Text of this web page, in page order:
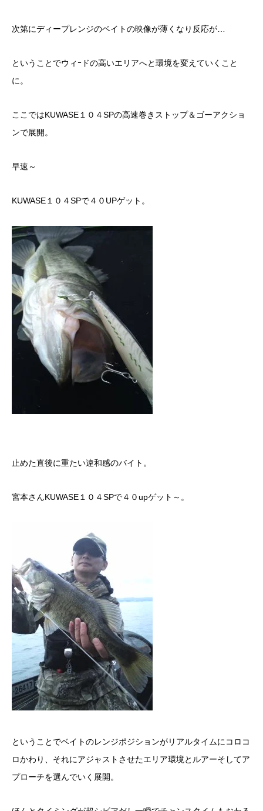
次第にディープレンジのベイトの映像が薄くなり反応が…
ということでウィｰドの高いエリアへと環境を変えていくこと
に。
ここではKUWASE１０４SPの高速巻きストップ＆ゴーアクショ
ンで展開。
早速～
KUWASE１０４SPで４０UPゲット。
止めた直後に重たい違和感のバイト。
宮本さんKUWASE１０４SPで４０upゲット～。
ということでベイトのレンジポジションがリアルタイムにコロコ
ロかわり、それにアジャストさせたエリア環境とルアーそしてア
プローチを選んでいく展開。